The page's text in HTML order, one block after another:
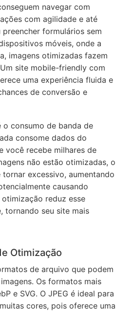
navegar com
com agilidade e até
formulários sem
móveis, onde a
imagens otimizadas fazem
site mobile-friendly com
uma experiência fluida e
de conversão e
consumo de banda de
consome dados do
você recebe milhares de
não estão otimizadas, o
excessivo, aumentando
causando
reduz esse
tornando seu site mais
Otimização
de arquivo que podem
Os formatos mais
e SVG. O JPEG é ideal para
cores, pois oferece uma